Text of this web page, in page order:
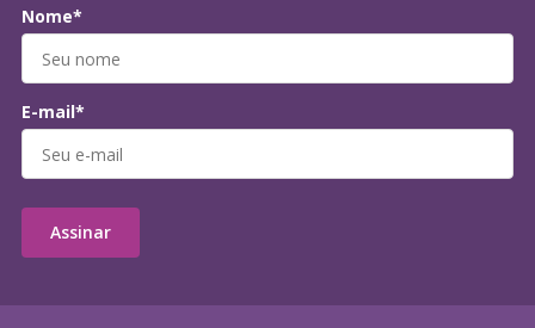
Nome*
E-mail*
Assinar